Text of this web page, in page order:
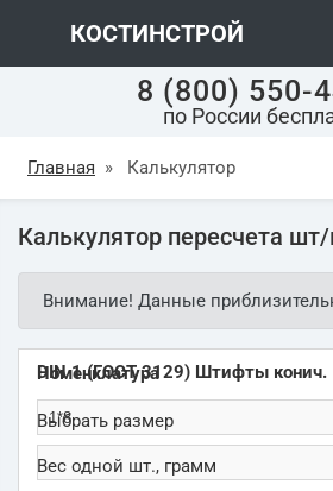
КОСТИНСТРОЙ
8 (800) 550-
по России
Главная » Калькулятор
Калькулятор пересчета шт/
Внимание! Данные
DIN 1 (ГОСТ 3129) Штифты конич.